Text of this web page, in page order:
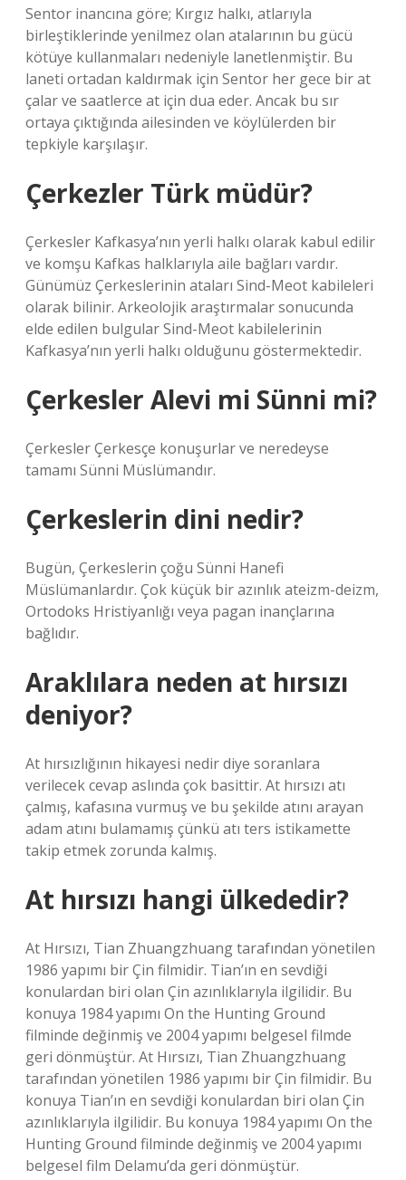
Sentor inancına göre; Kırgız halkı, atlarıyla
birleştiklerinde yenilmez olan atalarının bu gücü
kötüye kullanmaları nedeniyle lanetlenmiştir. Bu
laneti ortadan kaldırmak için Sentor her gece bir at
çalar ve saatlerce at için dua eder. Ancak bu sır
ortaya çıktığında ailesinden ve köylülerden bir
tepkiyle karşılaşır.
Çerkezler Türk müdür?
Çerkesler Kafkasya’nın yerli halkı olarak kabul edilir
ve komşu Kafkas halklarıyla aile bağları vardır.
Günümüz Çerkeslerinin ataları Sind-Meot kabileleri
olarak bilinir. Arkeolojik araştırmalar sonucunda
elde edilen bulgular Sind-Meot kabilelerinin
Kafkasya’nın yerli halkı olduğunu göstermektedir.
Çerkesler Alevi mi Sünni mi?
Çerkesler Çerkesçe konuşurlar ve neredeyse
tamamı Sünni Müslümandır.
Çerkeslerin dini nedir?
Bugün, Çerkeslerin çoğu Sünni Hanefi
Müslümanlardır. Çok küçük bir azınlık ateizm-deizm,
Ortodoks Hristiyanlığı veya pagan inançlarına
bağlıdır.
Araklılara neden at hırsızı
deniyor?
At hırsızlığının hikayesi nedir diye soranlara
verilecek cevap aslında çok basittir. At hırsızı atı
çalmış, kafasına vurmuş ve bu şekilde atını arayan
adam atını bulamamış çünkü atı ters istikamette
takip etmek zorunda kalmış.
At hırsızı hangi ülkededir?
At Hırsızı, Tian Zhuangzhuang tarafından yönetilen
1986 yapımı bir Çin filmidir. Tian’ın en sevdiği
konulardan biri olan Çin azınlıklarıyla ilgilidir. Bu
konuya 1984 yapımı On the Hunting Ground
filminde değinmiş ve 2004 yapımı belgesel filmde
geri dönmüştür. At Hırsızı, Tian Zhuangzhuang
tarafından yönetilen 1986 yapımı bir Çin filmidir. Bu
konuya Tian’ın en sevdiği konulardan biri olan Çin
azınlıklarıyla ilgilidir. Bu konuya 1984 yapımı On the
Hunting Ground filminde değinmiş ve 2004 yapımı
belgesel film Delamu’da geri dönmüştür.